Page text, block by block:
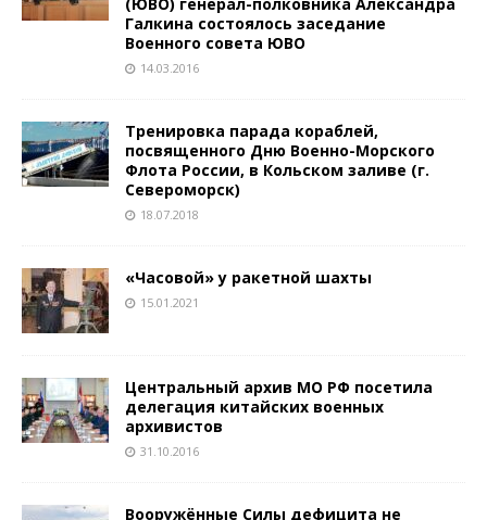
(ЮВО) генерал-полковника Александра
Галкина состоялось заседание
Военного совета ЮВО
14.03.2016
Тренировка парада кораблей,
посвященного Дню Военно-Морского
Флота России, в Кольском заливе (г.
Североморск)
18.07.2018
«Часовой» у ракетной шахты
15.01.2021
Центральный архив МО РФ посетила
делегация китайских военных
архивистов
31.10.2016
Вооружённые Силы дефицита не